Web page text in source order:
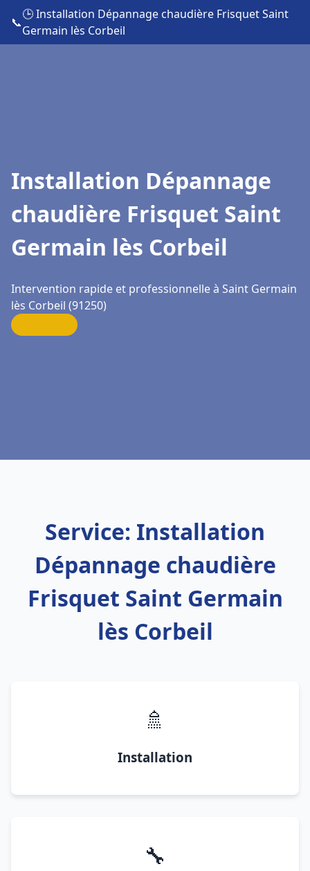
📞
🕒 Installation Dépannage chaudière Frisquet Saint
Germain lès Corbeil
Installation Dépannage
chaudière Frisquet Saint
Germain lès Corbeil
Intervention rapide et professionnelle à Saint Germain
lès Corbeil (91250)
Service: Installation
Dépannage chaudière
Frisquet Saint Germain
lès Corbeil
🚿
Installation
🔧